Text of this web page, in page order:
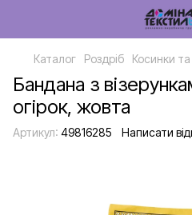
Каталог Роздріб Косинки та
Бандана з
огірок, жовта
Артикул: 49816285 Написати